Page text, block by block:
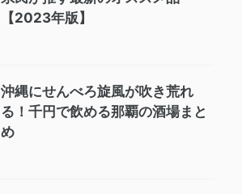
【2023年版】
沖縄にせんべろ旋風が吹き荒れ
る！千円で飲める那覇の酒場まと
め